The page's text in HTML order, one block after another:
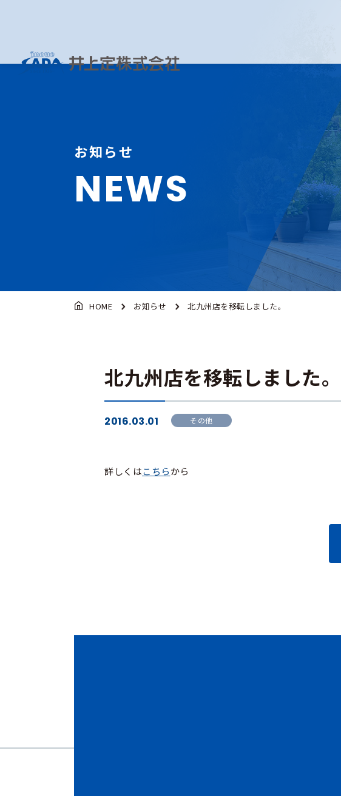
お知らせ
NEWS
HOME お知らせ 北九州店を移転しました。
北九州店を移転しました。
2016.03.01 その他
詳しくはこちらから